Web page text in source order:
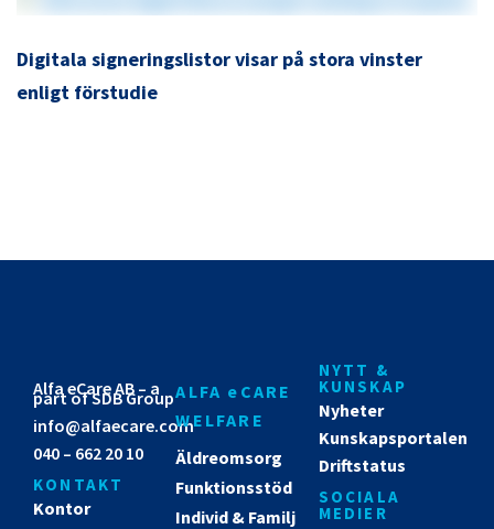
Digitala signeringslistor visar på stora vinster
enligt förstudie
Alfa eCare AB – a
part of SDB Group
info@alfaecare.com
040 – 662 20 10
KONTAKT
Kontor
ALFA eCARE
WELFARE
Äldreomsorg
Funktionsstöd
Individ & Familj
NYTT &
KUNSKAP
Nyheter
Kunskapsportalen
Driftstatus
SOCIALA
MEDIER